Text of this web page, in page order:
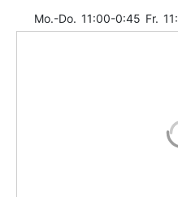
Mo.-Do. 11:00-0:45 Fr.